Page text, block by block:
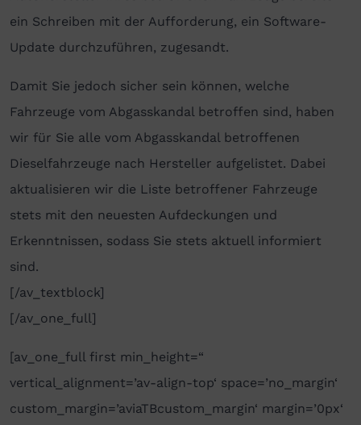
ein Schreiben mit der Aufforderung, ein Software-
Update durchzuführen, zugesandt.
Damit Sie jedoch sicher sein können, welche
Fahrzeuge vom Abgasskandal betroffen sind, haben
wir für Sie alle vom Abgasskandal betroffenen
Dieselfahrzeuge nach Hersteller aufgelistet. Dabei
aktualisieren wir die Liste betroffener Fahrzeuge
stets mit den neuesten Aufdeckungen und
Erkenntnissen, sodass Sie stets aktuell informiert
sind.
[/av_textblock]
[/av_one_full]
[av_one_full first min_height=“
vertical_alignment=’av-align-top‘ space=’no_margin‘
custom_margin=’aviaTBcustom_margin‘ margin=’0px‘